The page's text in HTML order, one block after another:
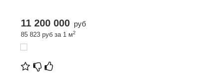
11 200 000 руб
85 823 руб за 1 м2